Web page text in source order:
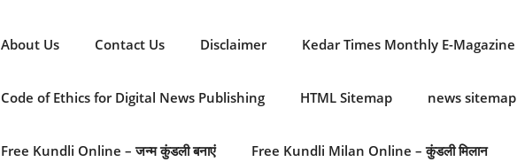
About Us Contact Us Disclaimer Kedar Times Monthly E-Magazine
Code of Ethics for Digital News Publishing HTML Sitemap news sitemap
Free Kundli Online – जन्म कुंडली बनाएं Free Kundli Milan Online – कुंडली मिलान